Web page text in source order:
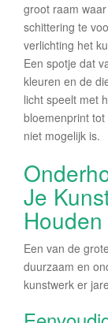
groot raam
schittering te
verlichting het
Een spotje dat
kleuren en de
licht speelt met
bloemenprint
niet mogelijk is.
Je
Houden
Een van de
duurzaam en
kunstwerk er